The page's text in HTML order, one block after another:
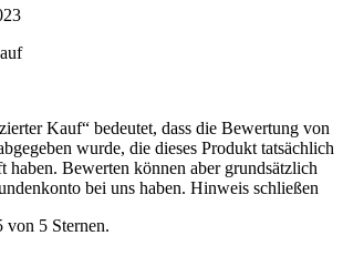
Kauf“ bedeutet, dass die Bewertung von
wurde, die dieses Produkt tatsächlich
haben. Bewerten können aber grundsätzlich
bei uns haben. Hinweis schließen
von 5 Sternen.